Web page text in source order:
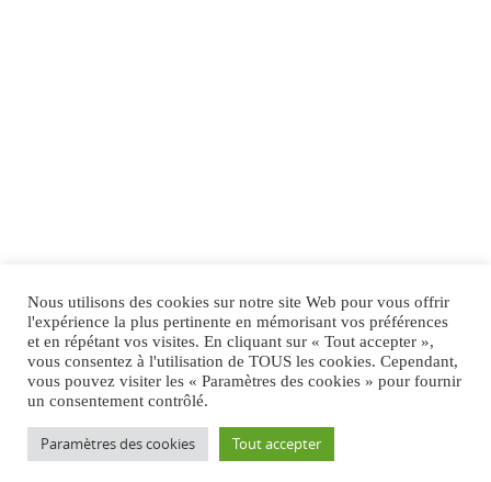
Nous utilisons des cookies sur notre site Web pour vous offrir
l'expérience la plus pertinente en mémorisant vos préférences
et en répétant vos visites. En cliquant sur « Tout accepter »,
vous consentez à l'utilisation de TOUS les cookies. Cependant,
vous pouvez visiter les « Paramètres des cookies » pour fournir
un consentement contrôlé.
Paramètres des cookies Tout accepter